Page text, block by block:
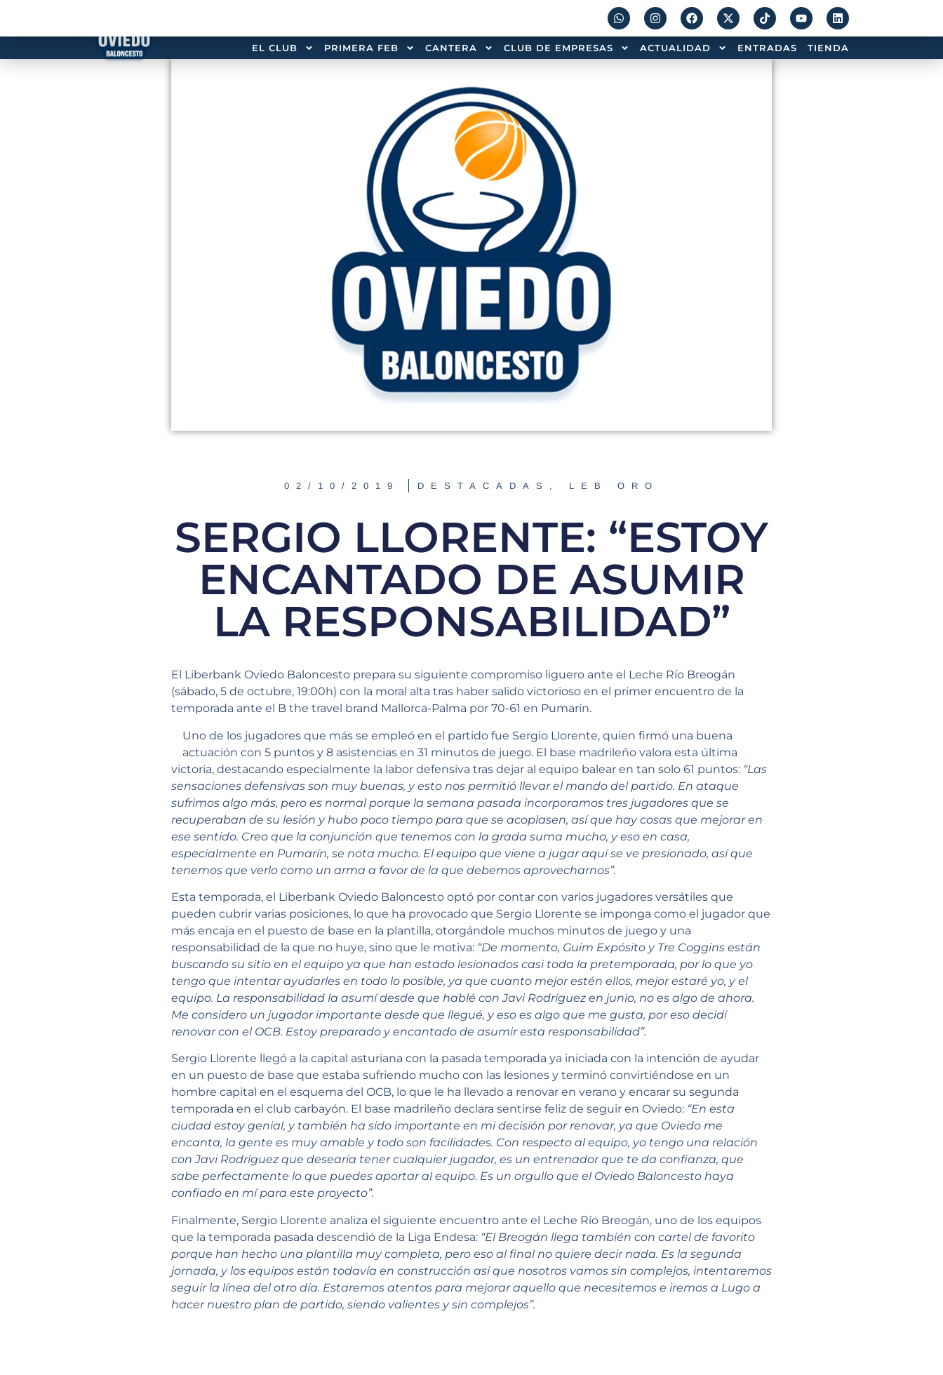
EL CLUB PRIMERA FEB CANTERA CLUB DE EMPRESAS ACTUALIDAD ENTRADAS TIENDA
02/10/2019 DESTACADAS , LEB ORO
SERGIO LLORENTE: “ESTOY
ENCANTADO DE ASUMIR
LA RESPONSABILIDAD”
El Liberbank Oviedo Baloncesto prepara su siguiente compromiso liguero ante el Leche Río Breogán
(sábado, 5 de octubre, 19:00h) con la moral alta tras haber salido victorioso en el primer encuentro de la
temporada ante el B the travel brand Mallorca-Palma por 70-61 en Pumarín.
Uno de los jugadores que más se empleó en el partido fue Sergio Llorente, quien firmó una buena
actuación con 5 puntos y 8 asistencias en 31 minutos de juego. El base madrileño valora esta última
victoria, destacando especialmente la labor defensiva tras dejar al equipo balear en tan solo 61 puntos: “Las
sensaciones defensivas son muy buenas, y esto nos permitió llevar el mando del partido. En ataque
sufrimos algo más, pero es normal porque la semana pasada incorporamos tres jugadores que se
recuperaban de su lesión y hubo poco tiempo para que se acoplasen, así que hay cosas que mejorar en
ese sentido. Creo que la conjunción que tenemos con la grada suma mucho, y eso en casa,
especialmente en Pumarín, se nota mucho. El equipo que viene a jugar aquí se ve presionado, así que
tenemos que verlo como un arma a favor de la que debemos aprovecharnos”.
Esta temporada, el Liberbank Oviedo Baloncesto optó por contar con varios jugadores versátiles que
pueden cubrir varias posiciones, lo que ha provocado que Sergio Llorente se imponga como el jugador que
más encaja en el puesto de base en la plantilla, otorgándole muchos minutos de juego y una
responsabilidad de la que no huye, sino que le motiva: “De momento, Guim Expósito y Tre Coggins están
buscando su sitio en el equipo ya que han estado lesionados casi toda la pretemporada, por lo que yo
tengo que intentar ayudarles en todo lo posible, ya que cuanto mejor estén ellos, mejor estaré yo, y el
equipo. La responsabilidad la asumí desde que hablé con Javi Rodríguez en junio, no es algo de ahora.
Me considero un jugador importante desde que llegué, y eso es algo que me gusta, por eso decidí
renovar con el OCB. Estoy preparado y encantado de asumir esta responsabilidad”.
Sergio Llorente llegó a la capital asturiana con la pasada temporada ya iniciada con la intención de ayudar
en un puesto de base que estaba sufriendo mucho con las lesiones y terminó convirtiéndose en un
hombre capital en el esquema del OCB, lo que le ha llevado a renovar en verano y encarar su segunda
temporada en el club carbayón. El base madrileño declara sentirse feliz de seguir en Oviedo: “En esta
ciudad estoy genial, y también ha sido importante en mi decisión por renovar, ya que Oviedo me
encanta, la gente es muy amable y todo son facilidades. Con respecto al equipo, yo tengo una relación
con Javi Rodríguez que desearía tener cualquier jugador, es un entrenador que te da confianza, que
sabe perfectamente lo que puedes aportar al equipo. Es un orgullo que el Oviedo Baloncesto haya
confiado en mí para este proyecto”.
Finalmente, Sergio Llorente analiza el siguiente encuentro ante el Leche Río Breogán, uno de los equipos
que la temporada pasada descendió de la Liga Endesa: “El Breogán llega también con cartel de favorito
porque han hecho una plantilla muy completa, pero eso al final no quiere decir nada. Es la segunda
jornada, y los equipos están todavía en construcción así que nosotros vamos sin complejos, intentaremos
seguir la línea del otro día. Estaremos atentos para mejorar aquello que necesitemos e iremos a Lugo a
hacer nuestro plan de partido, siendo valientes y sin complejos”.